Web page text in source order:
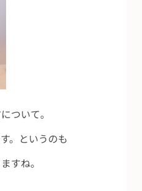
ついて。
。というのも
すね。